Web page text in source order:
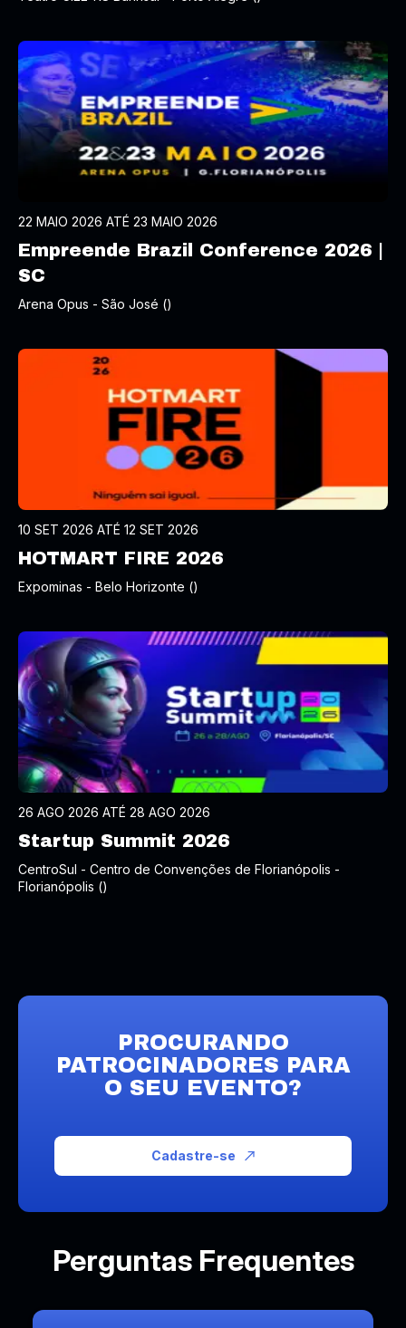
22 MAIO 2026 ATÉ 23 MAIO 2026
Empreende Brazil Conference 2026 |
SC
Arena Opus - São José ()
10 SET 2026 ATÉ 12 SET 2026
HOTMART FIRE 2026
Expominas - Belo Horizonte ()
26 AGO 2026 ATÉ 28 AGO 2026
Startup Summit 2026
CentroSul - Centro de Convenções de Florianópolis -
Florianópolis ()
PROCURANDO
PATROCINADORES PARA
O SEU EVENTO?
Cadastre-se
Perguntas Frequentes